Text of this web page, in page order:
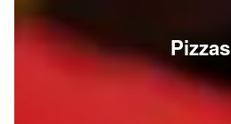
Pizzas